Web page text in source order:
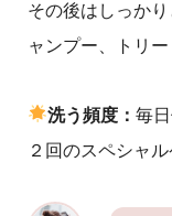
その後はしっか
ャンプー、トリ
洗う頻度：毎
２回のスペシャ